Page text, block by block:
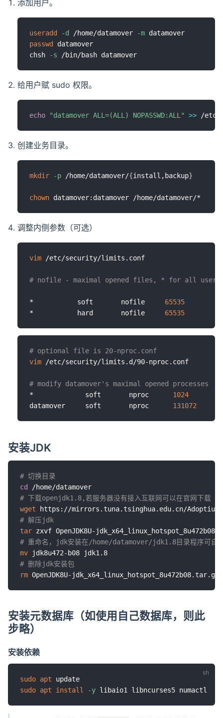
添加用户。
useradd -d /home/datamover -m
passwd
datamover
chsh
-s
给用户赋 sudo 权限。
echo "datamover ALL=(ALL) NOPASSWD:ALL" >>
创建业务目录。
mkdir -p /home/datamover/{install,backup}
chown
调整内侧参数（可选）
vim /etc/security/limits.conf
# nofile - maximal opened files, * for all users
*           soft       nofile 65535
*           hard       nofile 65535
# optional file is 20-nproc.conf
vim /etc/security/limits.d/90-nproc.conf
# modify datamover's maximal opened processes
*             soft       nproc 1024
datamover     soft       nproc 131072
安装JDK
# 切换目录
cd
# 下载openjdk1.8,若服务器没有接入互联网可以在官
wget
# 解压jdk
tar
# 重命名，jdk安装在/home/datamover/jdk1.8目录程序可自行
mv
# 删除jdk安装包
rm
安装元数据库（如使用自己数据库，则此
步略）
安装依赖
sudo apt
sudo apt install -y